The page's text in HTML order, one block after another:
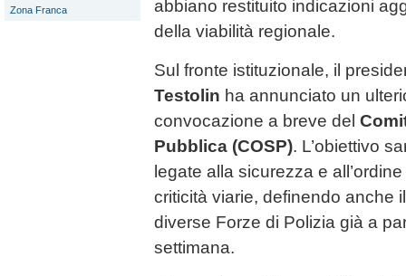
Zona Franca
abbiano restituito indicazioni
della viabilità regionale.
Sul fronte istituzionale, il
Testolin ha annunciato un
convocazione a breve del
Pubblica (COSP). L’obiettivo
legate alla sicurezza e
criticità viarie, definendo anche
diverse Forze di Polizia già a
settimana.